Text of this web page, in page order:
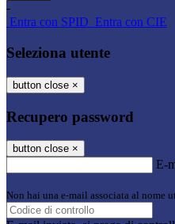
-
Entra con SPID Entra con CIE
Seleziona utente
button close ×
Recupero password
button close ×
E-
Non hai una e-mail associata al nome